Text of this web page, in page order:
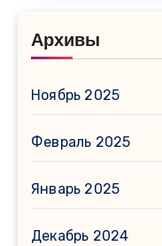
Архивы
Ноябрь 2025
Февраль 2025
Январь 2025
Декабрь 2024